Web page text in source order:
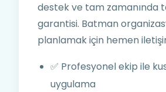
destek ve tam zamanında
garantisi. Batman
planlamak için hemen
✅ Profesyonel ekip ile
uygulama